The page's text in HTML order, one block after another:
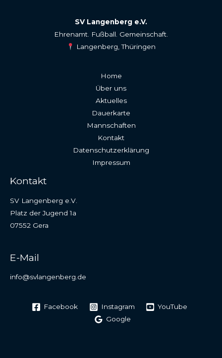
SV Langenberg e.V.
Ehrenamt. Fußball. Gemeinschaft.
Langenberg, Thüringen
Home
Über uns
Aktuelles
Dauerkarte
Mannschaften
Kontakt
Datenschutzerklärung
Impressum
Kontakt
SV Langenberg e.V.
Platz der Jugend 1a
07552 Gera
E-Mail
info@svlangenberg.de
Facebook Instagram
YouTube
Google